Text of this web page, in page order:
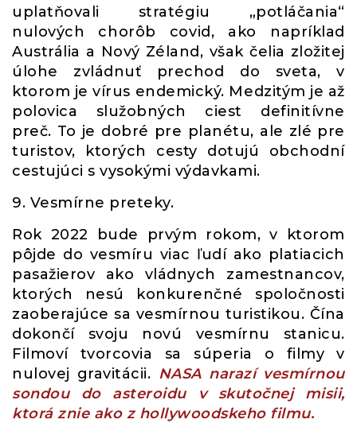
uplatňovali stratégiu „potláčania“
nulových chorôb covid, ako napríklad
Austrália a Nový Zéland, však čelia zložitej
úlohe zvládnuť prechod do sveta, v
ktorom je vírus endemický. Medzitým je až
polovica služobných ciest definitívne
preč. To je dobré pre planétu, ale zlé pre
turistov, ktorých cesty dotujú obchodní
cestujúci s vysokými výdavkami.
9. Vesmírne preteky.
Rok 2022 bude prvým rokom, v ktorom
pôjde do vesmíru viac ľudí ako platiacich
pasažierov ako vládnych zamestnancov,
ktorých nesú konkurenčné spoločnosti
zaoberajúce sa vesmírnou turistikou. Čína
dokončí svoju novú vesmírnu stanicu.
Filmoví tvorcovia sa súperia o filmy v
nulovej gravitácii. NASA narazí vesmírnou
sondou do asteroidu v skutočnej misii,
ktorá znie ako z hollywoodskeho filmu.